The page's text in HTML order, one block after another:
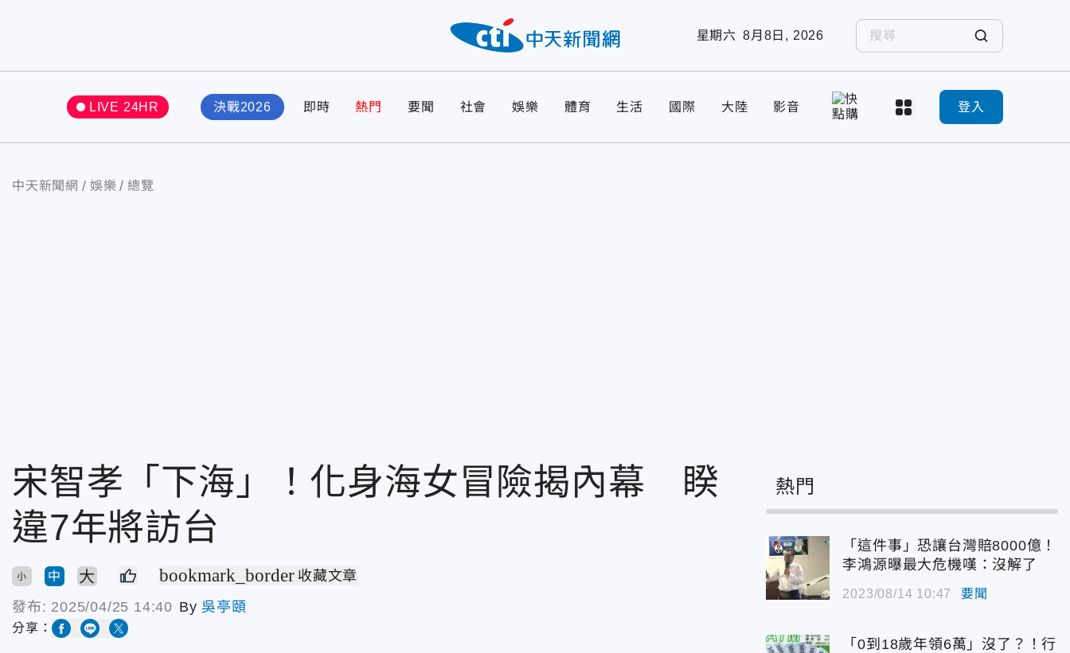
星期六 8月8日, 2026
LIVE 24HR 決戰2026 即時 熱門 要聞 社會 娛樂 體育 生活 國際 大陸 影音 登入
中天新聞網 娛樂 總覽
宋智孝「下海」！化身海女冒險揭內幕 睽
違7年將訪台
小 中 大 bookmark_border 收藏文章
發布: 2025/04/25 14:40 By 吳亭頤
分享：
熱門
「這件事」恐讓台灣賠8000億！
李鴻源曝最大危機嘆：沒解了
2023/08/14 10:47 要聞
「0到18歲年領6萬」沒了？！行